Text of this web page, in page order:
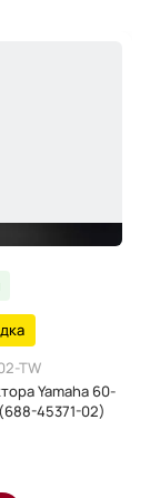
TW
Yamaha 60-
45371-02)